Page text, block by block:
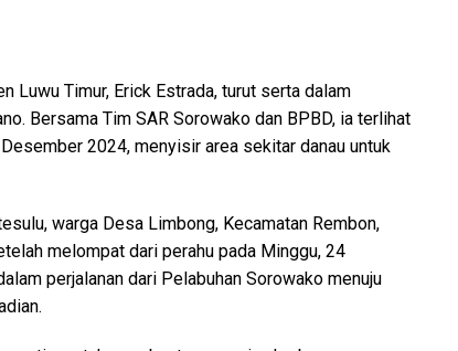
Luwu Timur, Erick Estrada, turut serta dalam
Bersama Tim SAR Sorowako dan BPBD, ia terlihat
2024, menyisir area sekitar danau untuk
warga Desa Limbong, Kecamatan Rembon,
melompat dari perahu pada Minggu, 24
perjalanan dari Pelabuhan Sorowako menuju